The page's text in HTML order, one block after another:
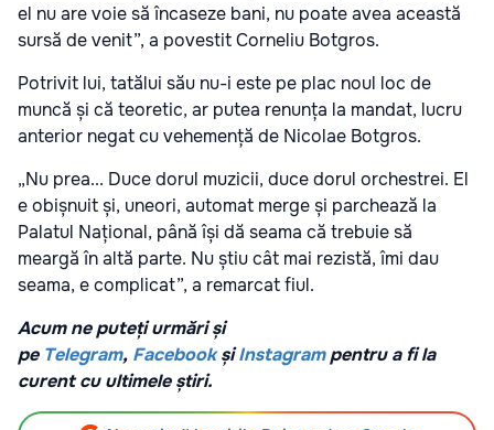
el nu are voie să încaseze bani, nu poate avea această
sursă de venit”, a povestit Corneliu Botgros.
Potrivit lui, tatălui său nu-i este pe plac noul loc de
muncă și că teoretic, ar putea renunța la mandat, lucru
anterior negat cu vehemență de Nicolae Botgros.
„Nu prea... Duce dorul muzicii, duce dorul orchestrei. El
e obișnuit și, uneori, automat merge și parchează la
Palatul Național, până își dă seama că trebuie să
meargă în altă parte. Nu știu cât mai rezistă, îmi dau
seama, e complicat”, a remarcat fiul.
Acum ne puteți urmări și
pe Telegram, Facebook șiInstagrampentru a fi la
curent cu ultimele știri.